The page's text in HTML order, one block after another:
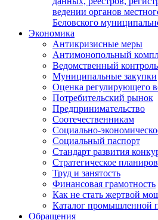
ведении органов
Беловского
Экономика
Антикризисные меры
Антимонопольный
Ведомственный контроль
Муниципальные закупки
Оценка регулирующего
Потребительский рынок
Предпринимательство
Соотечественникам
Социально-
Социальный паспорт
Стандарт развития
Стратегическое
Труд и занятость
Финансовая грамотность
Как не стать жертвой
Каталог промышленной
Обращения